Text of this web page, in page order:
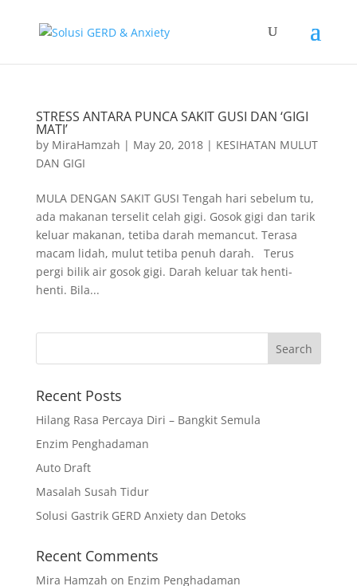
STRESS ANTARA PUNCA SAKIT GUSI DAN ‘GIGI
MATI’
by MiraHamzah | May 20, 2018| KESIHATAN MULUT
DAN GIGI
MULA DENGAN SAKIT GUSI Tengah hari sebelum tu,
ada makanan terselit celah gigi. Gosok gigi dan tarik
keluar makanan, tetiba darah memancut. Terasa
macam lidah, mulut tetiba penuh darah. Terus
pergi bilik air gosok gigi. Darah keluar tak henti-
henti. Bila...
Recent Posts
Hilang Rasa Percaya Diri – Bangkit Semula
Enzim Penghadaman
Auto Draft
Masalah Susah Tidur
Solusi Gastrik GERD Anxiety dan Detoks
Recent Comments
Mira Hamzah on Enzim Penghadaman